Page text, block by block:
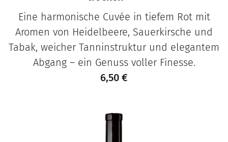
Eine harmonische Cuvée in tiefem Rot mit
Aromen von Heidelbeere, Sauerkirsche und
Tabak, weicher Tanninstruktur und elegantem
Abgang – ein Genuss voller Finesse.
6,50 €